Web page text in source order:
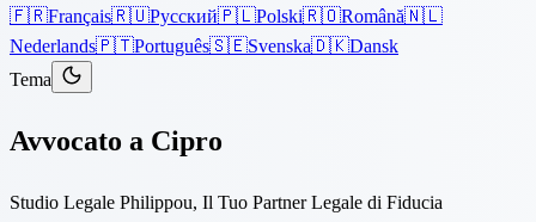
🇫🇷Français🇷🇺Русский🇵🇱Polski🇷🇴Română🇳🇱
Nederlands🇵🇹Português🇸🇪Svenska🇩🇰Dansk
Tema
Avvocato a Cipro
Studio Legale Philippou, Il Tuo Partner Legale di Fiducia